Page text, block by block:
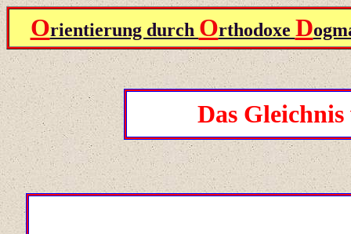
Orientierung durch Orthodoxe D
Das